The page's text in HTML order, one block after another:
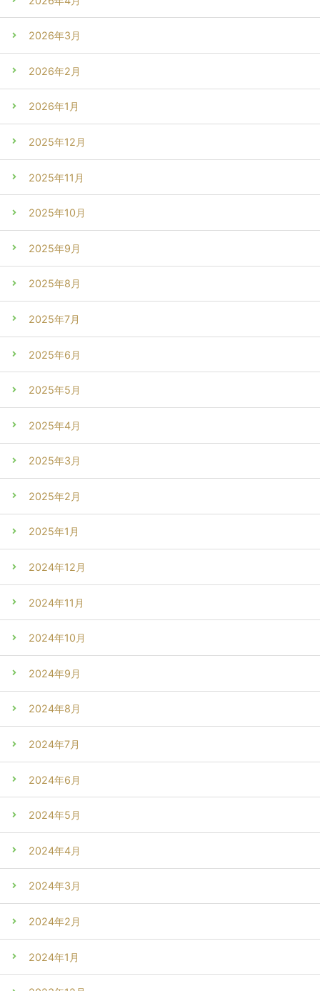
2026年3月
2026年2月
2026年1月
2025年12月
2025年11月
2025年10月
2025年9月
2025年8月
2025年7月
2025年6月
2025年5月
2025年4月
2025年3月
2025年2月
2025年1月
2024年12月
2024年11月
2024年10月
2024年9月
2024年8月
2024年7月
2024年6月
2024年5月
2024年4月
2024年3月
2024年2月
2024年1月